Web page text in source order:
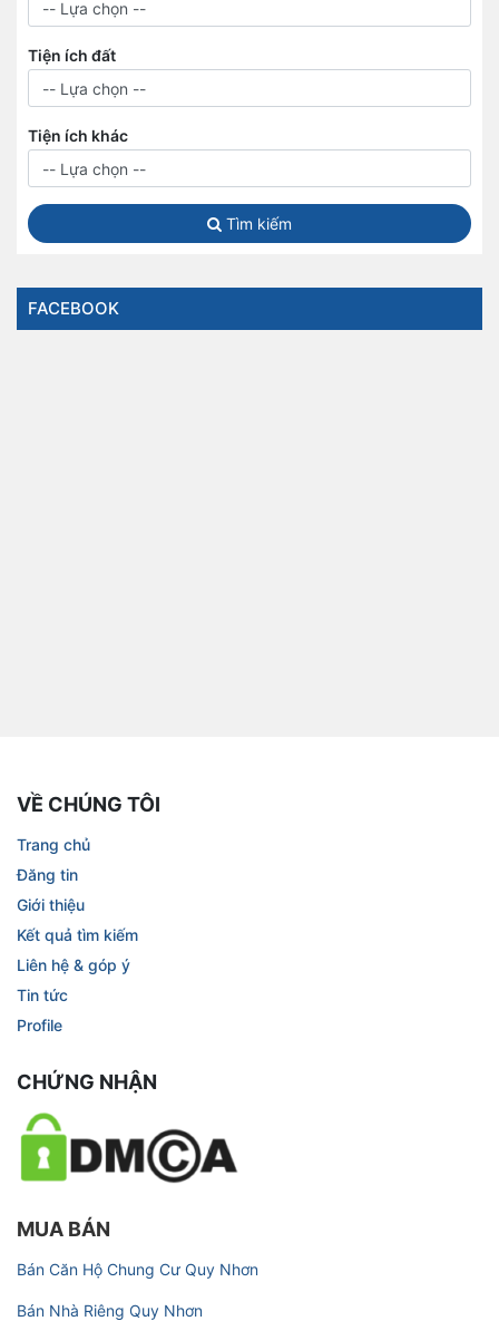
Tiện ích đất
Tiện ích khác
Tìm kiếm
FACEBOOK
VỀ CHÚNG TÔI
Trang chủ
Đăng tin
Giới thiệu
Kết quả tìm kiếm
Liên hệ & góp ý
Tin tức
Profile
CHỨNG NHẬN
MUA BÁN
Bán Căn Hộ Chung Cư Quy Nhơn
Bán Nhà Riêng Quy Nhơn